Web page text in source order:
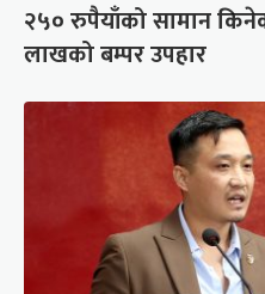
२५० रुपैयाँको सामान
लाखको बम्पर उपहार